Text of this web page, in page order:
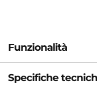
Funzionalità
Specifiche